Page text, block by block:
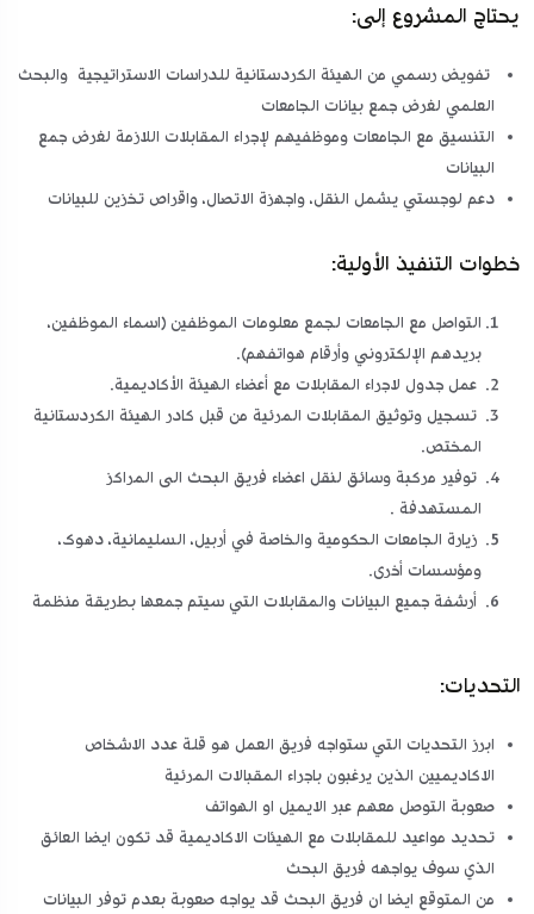
يحتاج المشروع إلى:
تفويض رسمي من الهيئة الكردستانية للدراسات الاستراتيجية والبحث
العلمي لغرض جمع بيانات الجامعات
التنسيق مع الجامعات وموظفيهم لإجراء المقابلات اللازمة لغرض جمع
البيانات
دعم لوجستي يشمل النقل، واجهزة الاتصال، واقراص تخزين للبيانات
خطوات التنفيذ الأولية:
التواصل مع الجامعات لجمع معلومات الموظفين (اسماء الموظفين،
بريدهم الإلكتروني وأرقام هواتفهم).
عمل جدول لاجراء المقابلات مع أعضاء الهيئة الأكاديمية.
تسجيل وتوثيق المقابلات المرئية من قبل كادر الهيئة الكردستانية
المختص.
توفير مركبة وسائق لنقل اعضاء فريق البحث الى المراكز
المستهدفة .
زيارة الجامعات الحكومية والخاصة في أربيل، السليمانية، دهوك،
ومؤسسات أخرى.
أرشفة جميع البيانات والمقابلات التي سيتم جمعها بطريقة منظمة
التحديات:
ابرز التحديات التي ستواجه فريق العمل هو قلة عدد الاشخاص
الاكاديميين الذين يرغبون باجراء المقبالات المرئية
صعوبة التوصل معهم عبر الايميل او الهواتف
تحديد مواعيد للمقابلات مع الهيئات الاكاديمية قد تكون ايضا العائق
الذي سوف يواجهه فريق البحث
من المتوقع ايضا ان فريق البحث قد يواجه صعوبة بعدم توفر البيانات